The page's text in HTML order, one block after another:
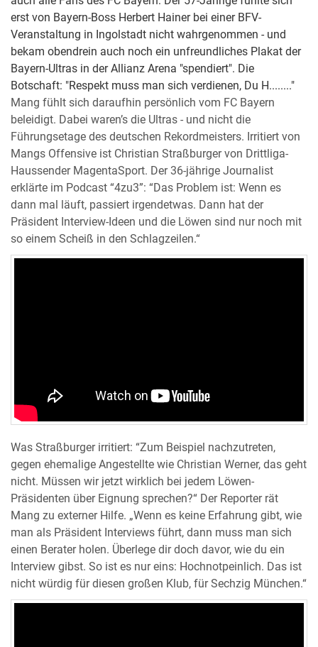
erst von Bayern-Boss Herbert Hainer bei einer BFV-
Veranstaltung in Ingolstadt nicht wahrgenommen - und
bekam obendrein auch noch ein unfreundliches Plakat der
Bayern-Ultras in der Allianz Arena "spendiert". Die
Botschaft: "Respekt muss man sich verdienen, Du H........"
Mang fühlt sich daraufhin persönlich vom FC Bayern
beleidigt. Dabei waren’s die Ultras - und nicht die
Führungsetage des deutschen Rekordmeisters. Irritiert von
Mangs Offensive ist Christian Straßburger von Drittliga-
Haussender MagentaSport. Der 36-jährige Journalist
erklärte im Podcast “4zu3”: “Das Problem ist: Wenn es
dann mal läuft, passiert irgendetwas. Dann hat der
Präsident Interview-Ideen und die Löwen sind nur noch mit
so einem Scheiß in den Schlagzeilen.“
Was Straßburger irritiert: “Zum Beispiel nachzutreten,
gegen ehemalige Angestellte wie Christian Werner, das geht
nicht. Müssen wir jetzt wirklich bei jedem Löwen-
Präsidenten über Eignung sprechen?“ Der Reporter rät
Mang zu externer Hilfe. „Wenn es keine Erfahrung gibt, wie
man als Präsident Interviews führt, dann muss man sich
einen Berater holen. Überlege dir doch davor, wie du ein
Interview gibst. So ist es nur eins: Hochnotpeinlich. Das ist
nicht würdig für diesen großen Klub, für Sechzig München.“